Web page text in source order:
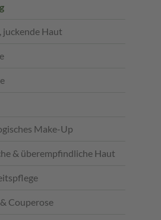
juckende Haut
Make-Up
& überempfindliche Haut
Couperose